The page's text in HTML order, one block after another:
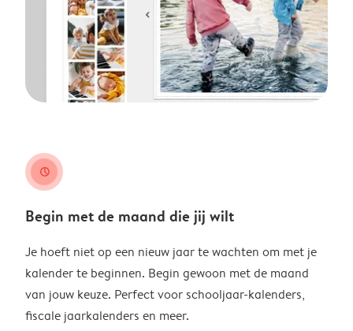
clock
Begin met de maand die jij wilt
Je hoeft niet op een nieuw jaar te wachten om met je
kalender te beginnen. Begin gewoon met de maand
van jouw keuze. Perfect voor schooljaar-kalenders,
fiscale jaarkalenders en meer.